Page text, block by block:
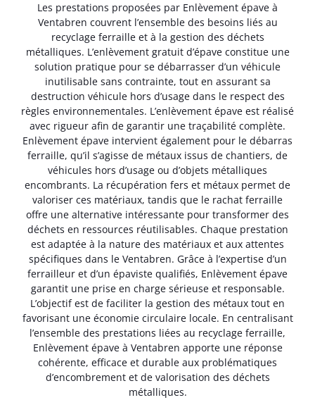
Les prestations proposées par Enlèvement épave à
Ventabren couvrent l’ensemble des besoins liés au
recyclage ferraille et à la gestion des déchets
métalliques. L’enlèvement gratuit d’épave constitue une
solution pratique pour se débarrasser d’un véhicule
inutilisable sans contrainte, tout en assurant sa
destruction véhicule hors d’usage dans le respect des
règles environnementales. L’enlèvement épave est réalisé
avec rigueur afin de garantir une traçabilité complète.
Enlèvement épave intervient également pour le débarras
ferraille, qu’il s’agisse de métaux issus de chantiers, de
véhicules hors d’usage ou d’objets métalliques
encombrants. La récupération fers et métaux permet de
valoriser ces matériaux, tandis que le rachat ferraille
offre une alternative intéressante pour transformer des
déchets en ressources réutilisables. Chaque prestation
est adaptée à la nature des matériaux et aux attentes
spécifiques dans le Ventabren. Grâce à l’expertise d’un
ferrailleur et d’un épaviste qualifiés, Enlèvement épave
garantit une prise en charge sérieuse et responsable.
L’objectif est de faciliter la gestion des métaux tout en
favorisant une économie circulaire locale. En centralisant
l’ensemble des prestations liées au recyclage ferraille,
Enlèvement épave à Ventabren apporte une réponse
cohérente, efficace et durable aux problématiques
d’encombrement et de valorisation des déchets
métalliques.